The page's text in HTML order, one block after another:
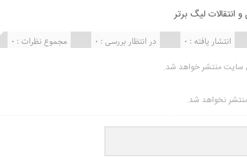
و انتقالات لیگ برتر
مجموع نظرات : 0 در انتظار بررسی : 0 انتشار یافته : 0
سایت منتشر خواهد شد.
منتشر نخواهد شد.